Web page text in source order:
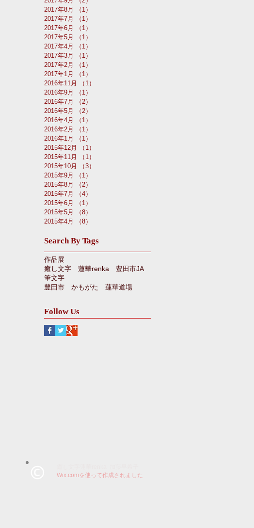
2017年8月
（1）
2017年7月
（1）
2017年6月
（1）
2017年5月
（1）
2017年4月
（1）
2017年3月
（1）
2017年2月
（1）
2017年1月
（1）
2016年11月
（1）
2016年9月
（1）
2016年7月
（2）
2016年5月
（2）
2016年4月
（1）
2016年2月
（1）
2016年1月
（1）
2015年12月
（1）
2015年11月
（1）
2015年10月
（3）
2015年9月
（1）
2015年8月
（2）
2015年7月
（4）
2015年6月
（1）
2015年5月
（8）
2015年4月
（8）
Search By Tags
作品展
癒し文字 蓮華renka 豊田市JA
筆文字
豊田市 かもがた 蓮華道場
Follow Us
Wix.comを使って作成されました